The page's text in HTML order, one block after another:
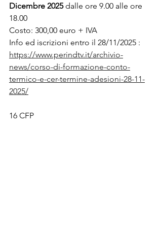
Dicembre 2025 dalle ore 9.00 alle ore
18.00
Costo: 300,00 euro + IVA
Info ed iscrizioni entro il 28/11/2025 :
https://www.perindtv.it/archivio-
news/corso-di-formazione-conto-
termico-e-cer-termine-adesioni-28-11-
2025/
16 CFP